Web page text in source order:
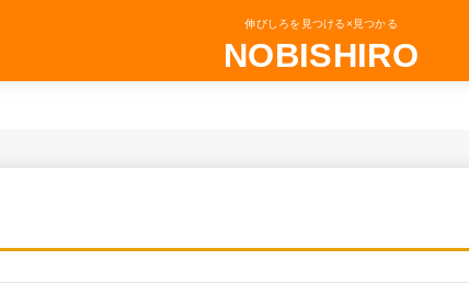
伸びしろを見つける×見つかる
NOBISHIRO